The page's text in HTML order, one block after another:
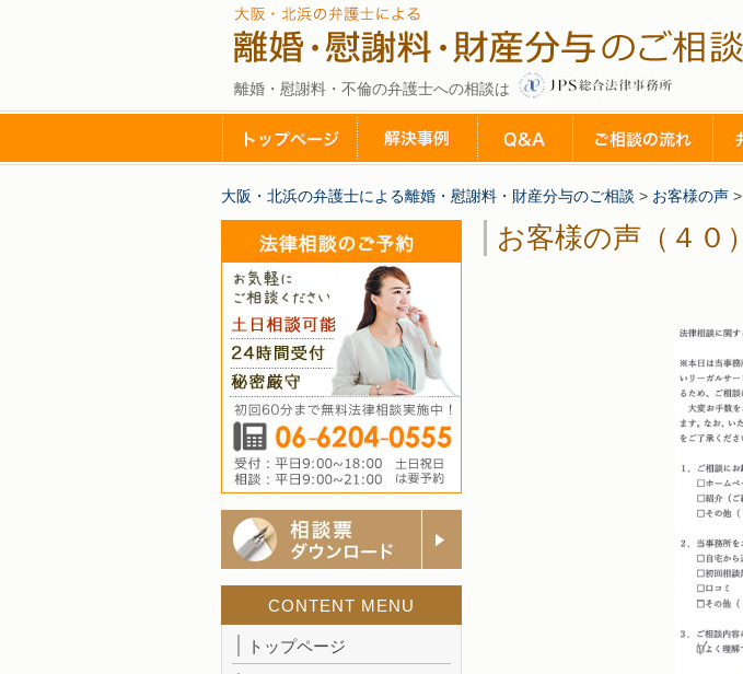
離婚・慰謝料・不倫の弁護士への相談は
大阪・北浜の弁護士による離婚・慰謝料・財産分与のご相談 > お客様の声 >
お客様の声（４０）
CONTENT MENU
トップページ